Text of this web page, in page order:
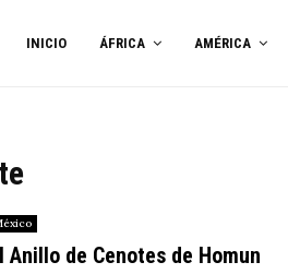
INICIO ÁFRICA AMÉRICA
Anillo de Cenotes de Homun